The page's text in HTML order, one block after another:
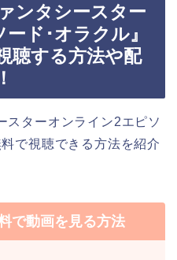
ンタシースター
ド･オラクル』
聴する方法や配
スターオンライン2エピソ
で視聴できる方法を紹介
で動画を見る方法